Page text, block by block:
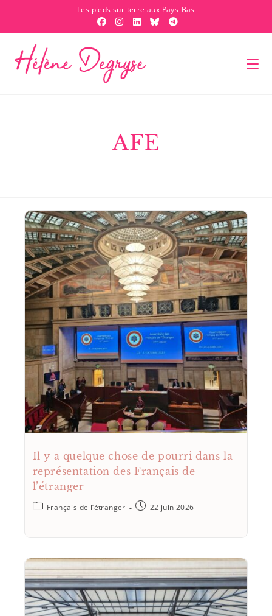
Les pieds sur terre aux Pays-Bas
AFE
Il y a quelque chose de pourri dans la
représentation des Français de
l’étranger
Français de l’étranger 22 juin 2026